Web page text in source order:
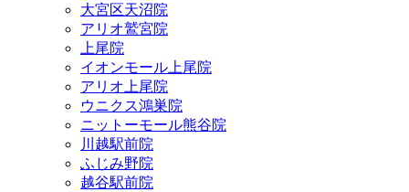
大宮区天沼院
アリオ鷲宮院
上尾院
イオンモール上尾院
アリオ上尾院
ウニクス鴻巣院
ニットーモール熊谷院
川越駅前院
ふじみ野院
越谷駅前院